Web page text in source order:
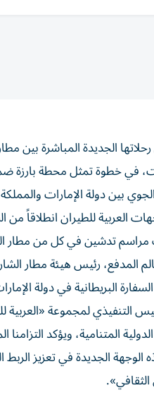
الجديدة المباشرة بين
في خطوة تمثل محطة بارزة
بين دولة الإمارات
العربية للطيران انطلاقاً من
مراسم تدشين في كل من
المدفع، رئيس هيئة مطار
البريطانية في دولة
لمجموعة «العربية
المتنامية، ويؤكد
الوجهة الجديدة في تعزيز